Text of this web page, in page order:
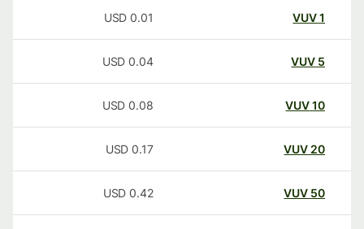
VUV
0.01
USD
VUV
0.04
USD
VUV
0.08
USD
20
VUV
0.17
USD
50
VUV
0.42
USD